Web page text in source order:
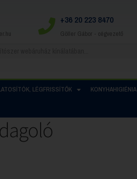
+36 20 223 8470
Göller Gábor - cégvezető
LÉGFRISSÍTŐK KONYHAHIGIÉNIA